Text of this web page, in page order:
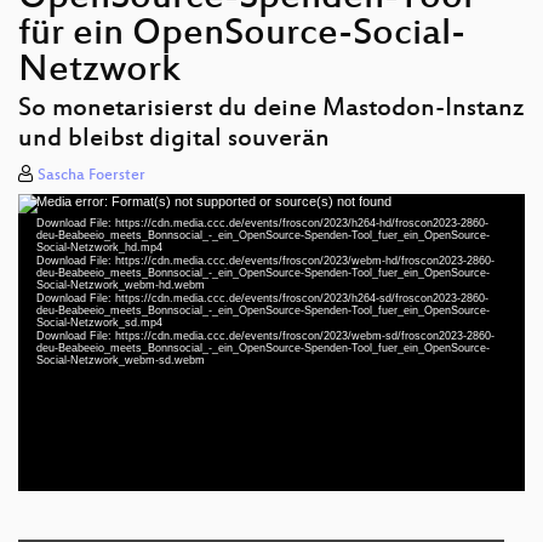
für ein OpenSource-Social-
Netzwork
So monetarisierst du deine Mastodon-Instanz
und bleibst digital souverän
Sascha Foerster
Video
Player
Media error: Format(s) not supported or source(s) not found
Download File: https://cdn.media.ccc.de/events/froscon/2023/h264-hd/froscon2023-2860-
deu-Beabeeio_meets_Bonnsocial_-_ein_OpenSource-Spenden-Tool_fuer_ein_OpenSource-
Social-Netzwork_hd.mp4
Download File: https://cdn.media.ccc.de/events/froscon/2023/webm-hd/froscon2023-2860-
deu-Beabeeio_meets_Bonnsocial_-_ein_OpenSource-Spenden-Tool_fuer_ein_OpenSource-
Social-Netzwork_webm-hd.webm
Download File: https://cdn.media.ccc.de/events/froscon/2023/h264-sd/froscon2023-2860-
deu-Beabeeio_meets_Bonnsocial_-_ein_OpenSource-Spenden-Tool_fuer_ein_OpenSource-
Social-Netzwork_sd.mp4
Download File: https://cdn.media.ccc.de/events/froscon/2023/webm-sd/froscon2023-2860-
deu-Beabeeio_meets_Bonnsocial_-_ein_OpenSource-Spenden-Tool_fuer_ein_OpenSource-
Social-Netzwork_webm-sd.webm
deu 1080p (mp4)
deu 1080p (webm)